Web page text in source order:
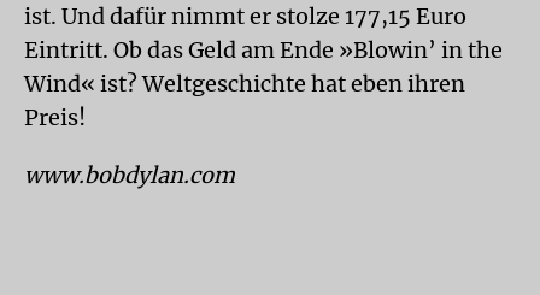
ist. Und dafür nimmt er stolze 177,15 Euro
Eintritt. Ob das Geld am Ende »Blowin’ in the
Wind« ist? Weltgeschichte hat eben ihren
Preis!
www.bobdylan.com